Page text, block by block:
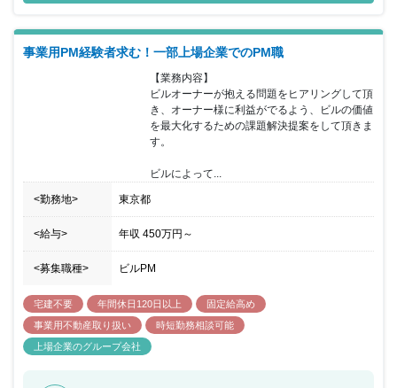
事業用PM経験者求む！一部上場企業でのPM職
【業務内容】
ビルオーナーが抱える問題をヒアリングして頂
き、オーナー様に利益がでるよう、ビルの価値
を最大化するための課題解決提案をして頂きま
す。
ビルによって...
<勤務地> 東京都
<給与> 年収 450万円 ～
<募集職種> ビルPM
宅建不要 年間休日120日以上
固定給高め
事業用不動産取り扱い
時短勤務相談可能
上場企業のグループ会社